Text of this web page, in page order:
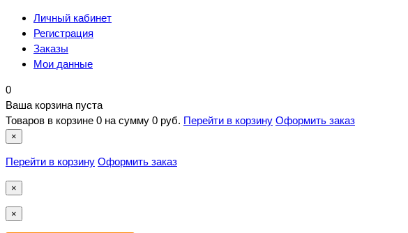
Личный кабинет
Регистрация
Заказы
Мои данные
0
Ваша корзина пуста
Товаров в корзине 0 на сумму 0 руб. Перейти в корзину Оформить заказ
×
Перейти в корзину Оформить заказ
×
×